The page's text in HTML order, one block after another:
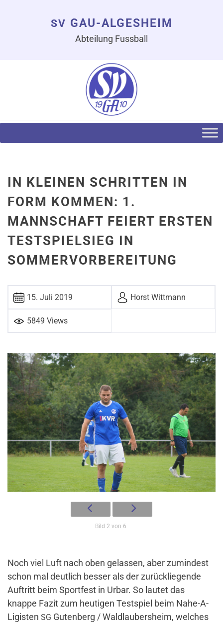
SV GAU-ALGESHEIM
Abteilung Fussball
IN KLEINEN SCHRITTEN IN
FORM KOMMEN: 1.
MANNSCHAFT FEIERT ERSTEN
TESTSPIELSIEG IN
SOMMERVORBEREITUNG
15. Juli 2019 Horst Witt­mann
5849 Views
Bild 2 von 6
Noch viel Luft nach oben gelassen, aber zumin­dest
schon mal deut­lich besser als der zurück­lie­gende
Auf­tritt beim Sport­fest in Urbar. So lautet das
knappe Fazit zum heu­tigen Test­spiel beim Nahe-A-
Ligisten SG Guten­berg /​ Wald­lau­bers­heim, wel­ches